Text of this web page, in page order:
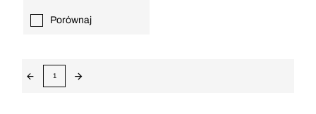
Porównaj
1